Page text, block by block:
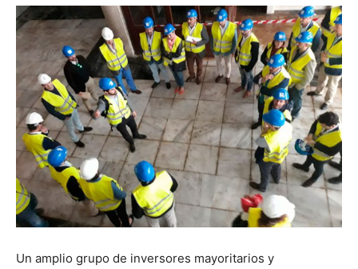
Un amplio grupo de inversores mayoritarios y